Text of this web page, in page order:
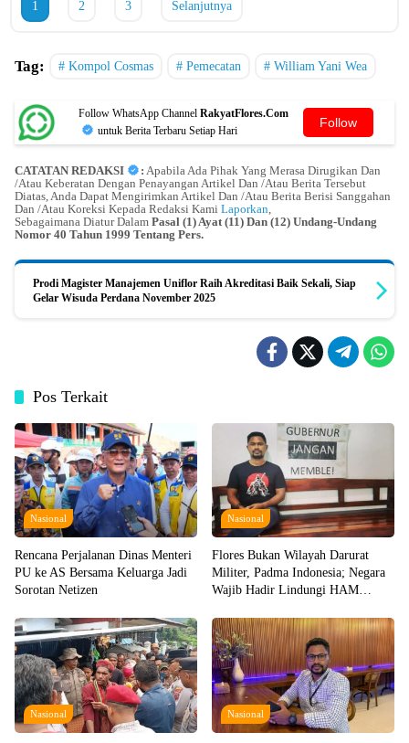
1 2 3 Selanjutnya
Tag: Kompol Cosmas Pemecatan William Yani Wea
Follow WhatsApp Channel RakyatFlores.Com
untuk Berita Terbaru Setiap Hari
Follow
CATATAN REDAKSI : Apabila Ada Pihak Yang Merasa Dirugikan Dan
/Atau Keberatan Dengan Penayangan Artikel Dan /Atau Berita Tersebut
Diatas, Anda Dapat Mengirimkan Artikel Dan /Atau Berita Berisi Sanggahan
Dan /Atau Koreksi Kepada Redaksi Kami Laporkan
Sebagaimana Diatur Dalam Pasal (1) Ayat (11) Dan (12) Undang-Undang
Nomor 40 Tahun 1999 Tentang Pers.
Prodi Magister Manajemen Uniflor Raih Akreditasi Baik Sekali, Siap
Gelar Wisuda Perdana November 2025
Pos Terkait
Nasional
Rencana Perjalanan Dinas Menteri
PU ke AS Bersama Keluarga Jadi
Sorotan Netizen
Nasional
Flores Bukan Wilayah Darurat
Militer, Padma Indonesia; Negara
Wajib Hadir Lindungi HAM
Nasional Nasional